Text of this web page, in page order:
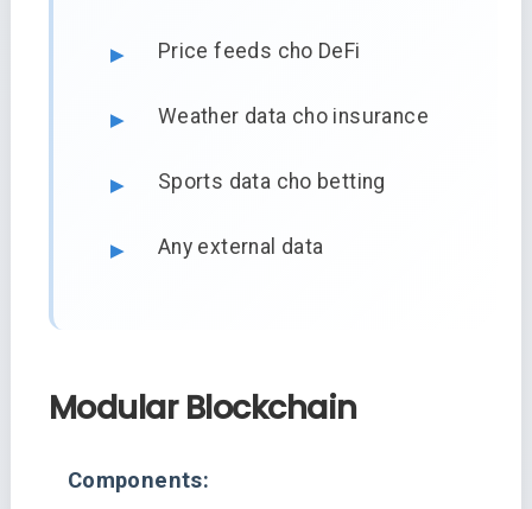
Price feeds cho DeFi
Weather data cho insurance
Sports data cho betting
Any external data
Modular Blockchain
Components: